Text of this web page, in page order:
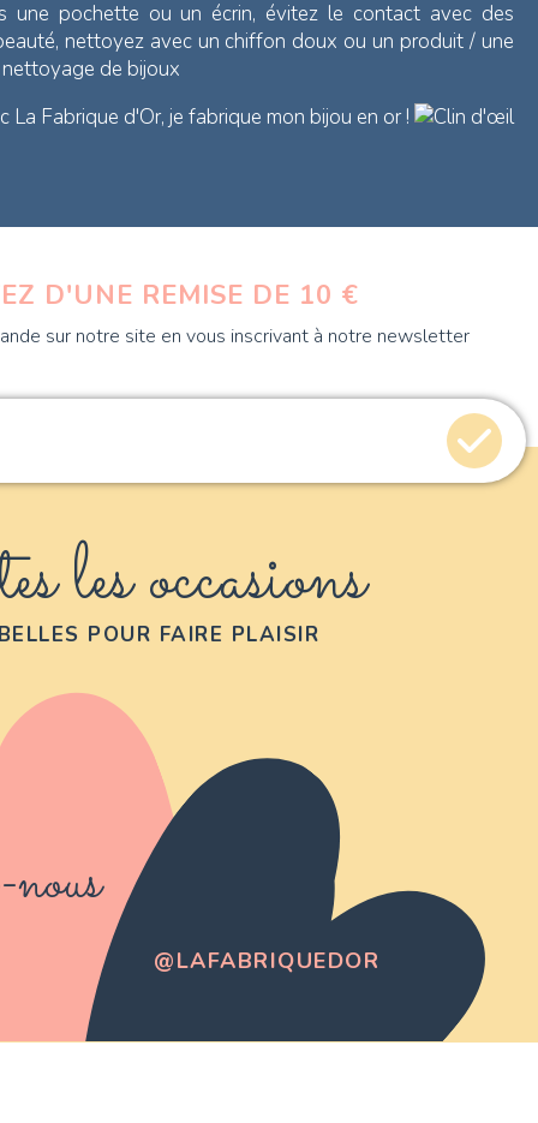
une pochette ou un écrin, évitez le contact avec des
nettoyez avec un chiffon doux ou un produit / une
de bijoux
La Fabrique d'Or, je fabrique mon bijou en or !
D'UNE REMISE DE 10 €
sur notre site en vous inscrivant à notre newsletter
les occasions
POUR FAIRE PLAISIR
@LAFABRIQUEDOR